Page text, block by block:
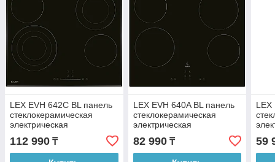
LEX EVH 642C BL панель
стеклокерамическая
электрическая
112 990 ₸
LEX EVH 640A BL панель
стеклокерамическая
электрическая
82 990₸
LEX
59